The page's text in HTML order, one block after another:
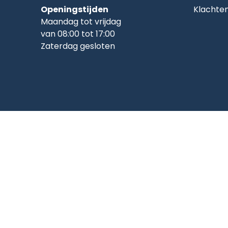
Openingstijden
Maandag tot vrijdag
van 08:00 tot 17:00
Zaterdag gesloten